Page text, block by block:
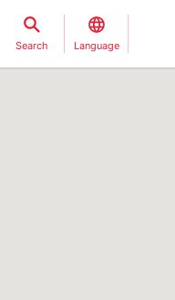
Search Language